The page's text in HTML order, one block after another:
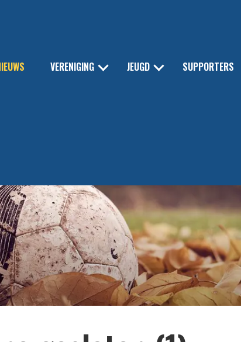
VERENIGING JEUGD SUPPORTERS